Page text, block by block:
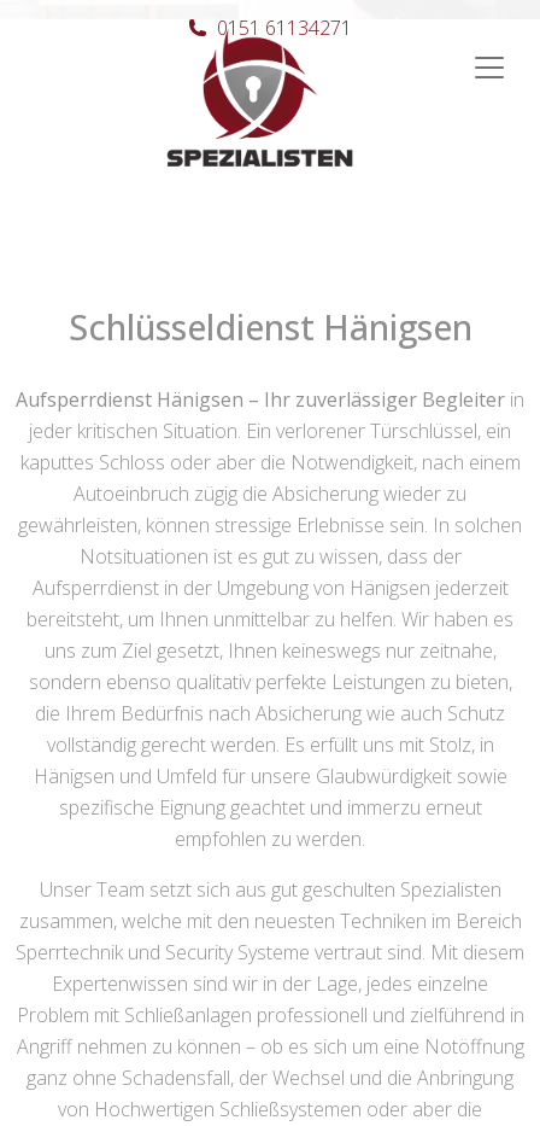
Hauptnavigation
0151 61134271
Schlüsseldienst Hänigsen
Aufsperrdienst Hänigsen – Ihr zuverlässiger Begleiter in
jeder kritischen Situation. Ein verlorener Türschlüssel, ein
kaputtes Schloss oder aber die Notwendigkeit, nach einem
Autoeinbruch zügig die Absicherung wieder zu
gewährleisten, können stressige Erlebnisse sein. In solchen
Notsituationen ist es gut zu wissen, dass der
Aufsperrdienst in der Umgebung von Hänigsen jederzeit
bereitsteht, um Ihnen unmittelbar zu helfen. Wir haben es
uns zum Ziel gesetzt, Ihnen keineswegs nur zeitnahe,
sondern ebenso qualitativ perfekte Leistungen zu bieten,
die Ihrem Bedürfnis nach Absicherung wie auch Schutz
vollständig gerecht werden. Es erfüllt uns mit Stolz, in
Hänigsen und Umfeld für unsere Glaubwürdigkeit sowie
spezifische Eignung geachtet und immerzu erneut
empfohlen zu werden.
Unser Team setzt sich aus gut geschulten Spezialisten
zusammen, welche mit den neuesten Techniken im Bereich
Sperrtechnik und Security Systeme vertraut sind. Mit diesem
Expertenwissen sind wir in der Lage, jedes einzelne
Problem mit Schließanlagen professionell und zielführend in
Angriff nehmen zu können – ob es sich um eine Notöffnung
ganz ohne Schadensfall, der Wechsel und die Anbringung
von Hochwertigen Schließsystemen oder aber die